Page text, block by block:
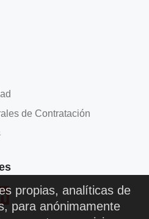
de Contratación
propias, analíticas de
para anónimamente